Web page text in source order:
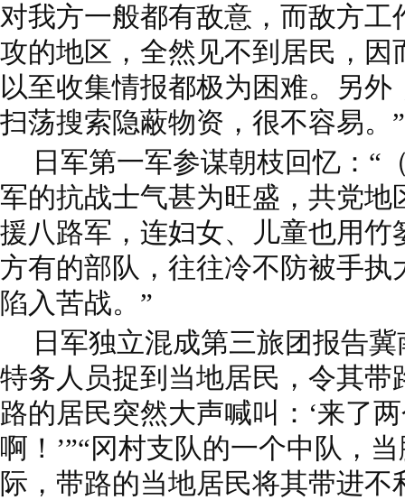
对我方一般都有敌意，而敌方工
攻的地区，全然见不到居民，因
以至收集情报都极为困难。另
扫荡搜索隐蔽物资，很不容易。”
日军第一军参谋朝枝回忆：“
军的抗战士气甚为旺盛，共党
援八路军，连妇女、儿童也用竹
方有的部队，往往冷不防被手
陷入苦战。”
日军独立混成第三旅团报告
特务人员捉到当地居民，令其带
路的居民突然大声喊叫：‘来了
啊！’”“冈村支队的一个中队，
际，带路的当地居民将其带进